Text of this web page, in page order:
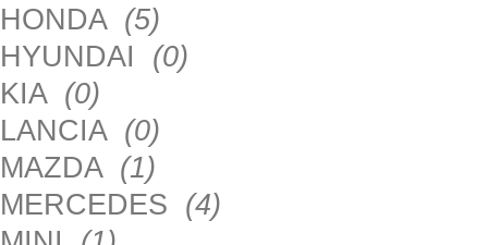
HONDA (5)
HYUNDAI (0)
KIA (0)
LANCIA (0)
MAZDA (1)
MERCEDES (4)